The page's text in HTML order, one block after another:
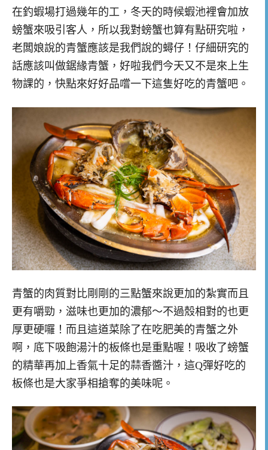
在釣蝦場打過幾年的工，冬天的時候蝦池裡會加放
螃蟹來吸引客人，所以我對螃蟹也算有點研究啦，
老闆娘說的青蟹應該是我們說的蟳仔！仔細研究的
話應該叫做鋸緣青蟹，好啦我們今天又不是來上生
物課的，快點來好好品嚐一下這隻好吃的青蟹吧。
青蟹的肉質對比剛剛的三點蟹來說更加的紮實而且
更有嚼勁，滋味也更加的濃郁～不過殼相對的也更
厚更硬囉！而且這道菜除了在吃肥美的青蟹之外
啊，底下吸飽湯汁的板條也是重點喔！吸收了螃蟹
的精華再加上香氣十足的蒜香醬汁，這Q彈好吃的
板條也是大家爭相搶奪的美味呢。